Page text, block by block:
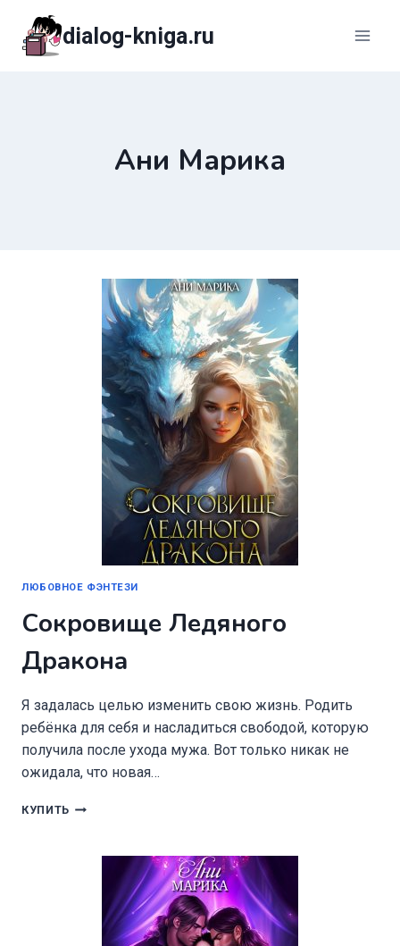
содержимому
dialog-kniga.ru
Ани Марика
ЛЮБОВНОЕ ФЭНТЕЗИ
Сокровище Ледяного
Дракона
Я задалась целью изменить свою жизнь. Родить
ребёнка для себя и насладиться свободой, которую
получила после ухода мужа. Вот только никак не
ожидала, что новая…
КУПИТЬ СОКРОВИЩЕ